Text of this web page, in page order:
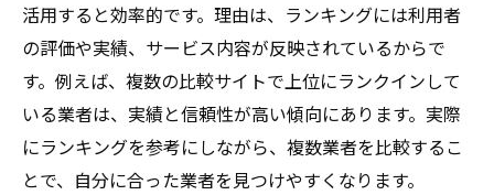
活用すると効率的です。理由は、ランキングには利用者
の評価や実績、サービス内容が反映されているからで
す。例えば、複数の比較サイトで上位にランクインして
いる業者は、実績と信頼性が高い傾向にあります。実際
にランキングを参考にしながら、複数業者を比較するこ
とで、自分に合った業者を見つけやすくなります。